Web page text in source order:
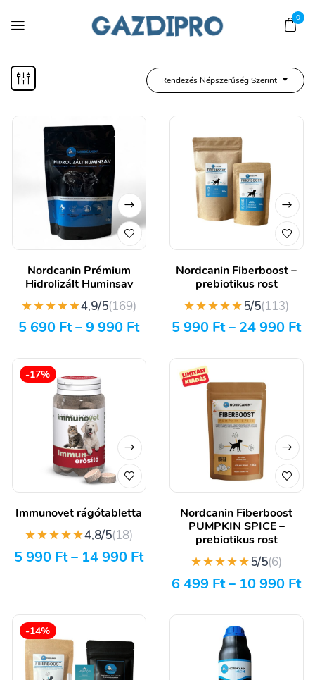
0
Rendezés Népszerűség Szerint
Nordcanin Prémium
Hidrolizált Huminsav
★★★★★4,9/5(169)
5 690 Ft–9 990 Ft
Nordcanin Fiberboost –
prebiotikus rost
★★★★★5/5(113)
5 990 Ft– 24 990 Ft
-17%
Immunovet rágótabletta
★★★★★4,8/5(18)
5 990 Ft– 14 990 Ft
Nordcanin Fiberboost
PUMPKIN SPICE –
prebiotikus rost
★★★★★5/5(6)
6 499 Ft– 10 990 Ft
-14%